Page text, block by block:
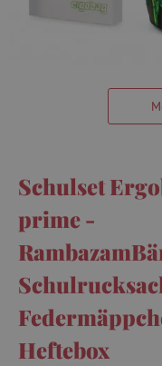
Schulset
prime -
Heftebox